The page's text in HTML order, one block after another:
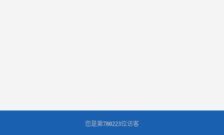
您是第780223位访客